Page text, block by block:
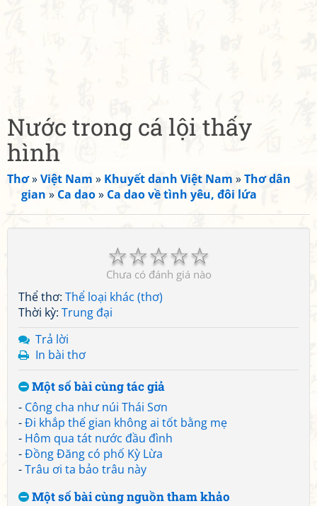
Nước trong cá lội thấy
hình
Thơ»Việt Nam » Khuyết danh Việt Nam »Thơ dân
gian » Ca dao» Ca dao về tình yêu, đôi lứa
☆
☆
☆
☆
☆
Chưa có đánh giá nào
Thể thơ: Thể loại khác (thơ)
Thời kỳ: Trung đại
Trả lời
In bài thơ
Một số bài cùng tác giả
- Công cha như núi Thái Sơn
-Đi khắp thế gian không ai tốt bằng mẹ
- Hôm qua tát nước đầu đình
-Đồng Đăng có phố Kỳ Lừa
-Trâu ơi ta bảo trâu này
Một số bài cùng nguồn tham khảo